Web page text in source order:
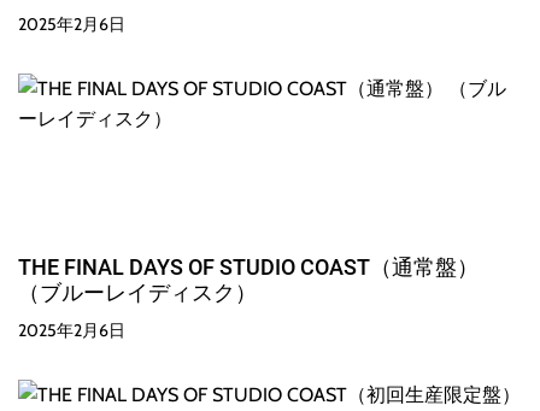
2025年2月6日
THE FINAL DAYS OF STUDIO COAST（通常盤）
（ブルーレイディスク）
2025年2月6日